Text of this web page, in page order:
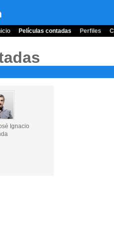
Películas contadas Perfiles
Ignacio